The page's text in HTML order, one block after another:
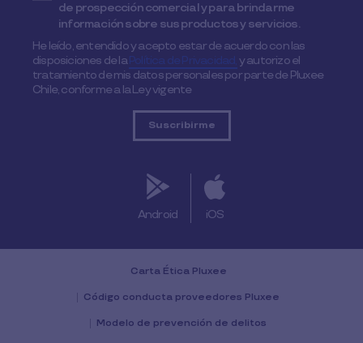
de prospección comercial y para brindarme
información sobre sus productos y servicios.
He leído, entendido y acepto estar de acuerdo con las
disposiciones de laPolítica de Privacidad,y autorizo el
tratamiento de mis datos personales por parte de Pluxee
Chile, conforme a la Ley vigente
Android iOS
Carta Ética Pluxee
Código conducta proveedores Pluxee
Modelo de prevención de delitos